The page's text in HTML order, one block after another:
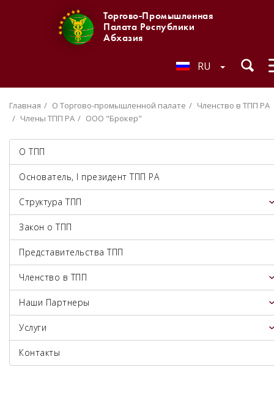
Торгово-Промышленная
Палата Республики
Абхазия
RU
Главная О Торгово-промышленной палате
Членство в ТПП РА
Члены ТПП РА
ООО "Брокер"
О ТПП
Основатель, I президент ТПП РА
Структура ТПП
Закон о ТПП
Представительства ТПП
Членство в ТПП
Наши Партнеры
Услуги
Контакты